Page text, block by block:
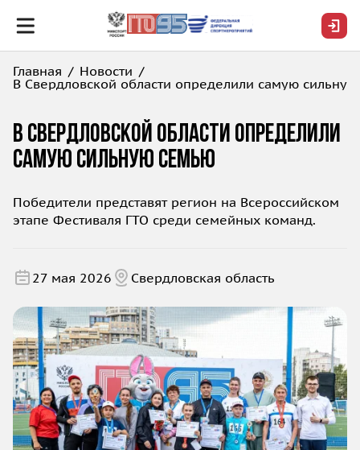
Главная
Новости
В Свердловской области определили самую
В Свердловской области определили
самую сильную семью
Победители представят регион на Всероссийском
этапе Фестиваля ГТО среди семейных команд.
27 мая 2026 Свердловская область